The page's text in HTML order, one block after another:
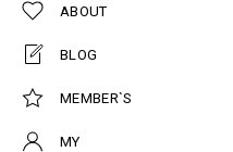
ABOUT
BLOG
MEMBER`S
MY